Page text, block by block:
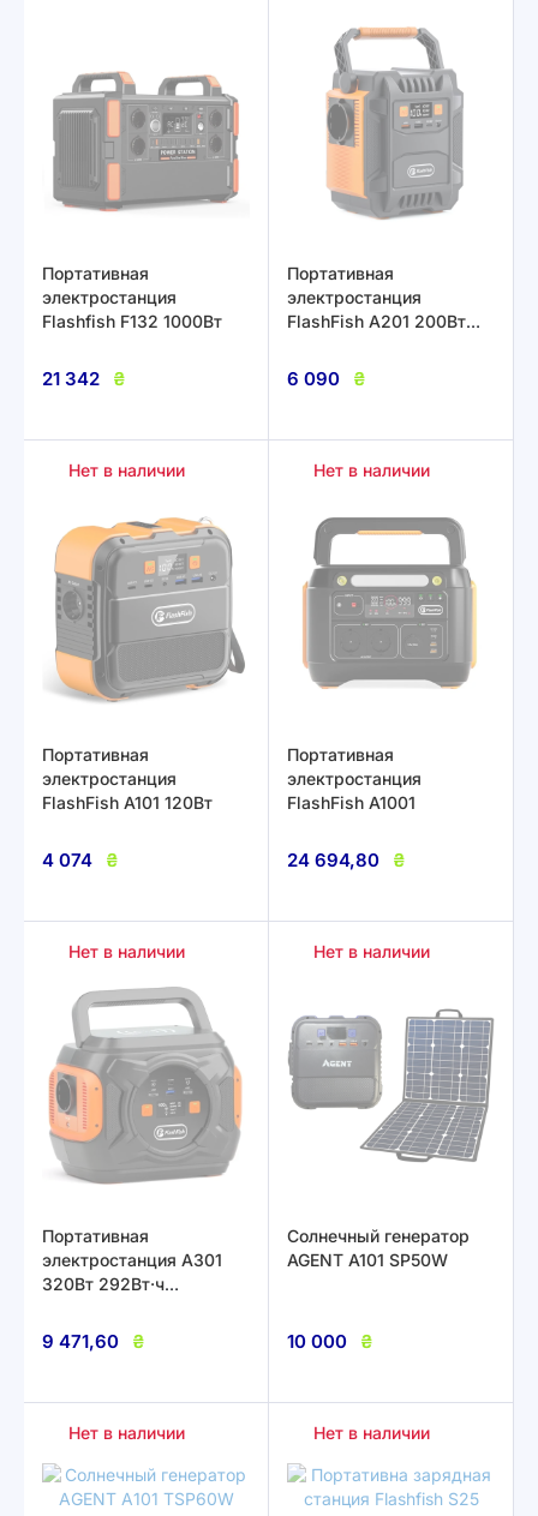
Портативная
электростанция
Flashfish F132 1000Вт
21 342 ₴
Портативная
электростанция
FlashFish A201 200Вт
48000мА·ч
6 090 ₴
Нет в наличии
Портативная
электростанция
FlashFish A101 120Вт
4 074 ₴
Нет в наличии
Портативная
электростанция
FlashFish A1001
24 694,80 ₴
Нет в наличии
Портативная
электростанция A301
320Вт 292Вт·ч
9 471,60 ₴
Нет в наличии
Солнечный генератор
AGENT A101 SP50W
10 000 ₴
Нет в наличии Нет в наличии